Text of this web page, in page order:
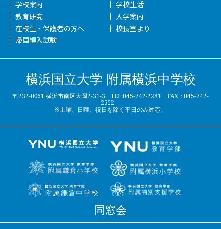
学校案内
学校生活
教育研究
入学案内
在校生・保護者の方へ
校長室より
帰国編入試験
横浜国立大学 附属横浜中学校
〒232-0061 横浜市南区大岡2-31-3 TEL:045-742-2281 FAX：045-742-
2522
※土曜、日曜、祝日を除く平日のみ対応。
同窓会